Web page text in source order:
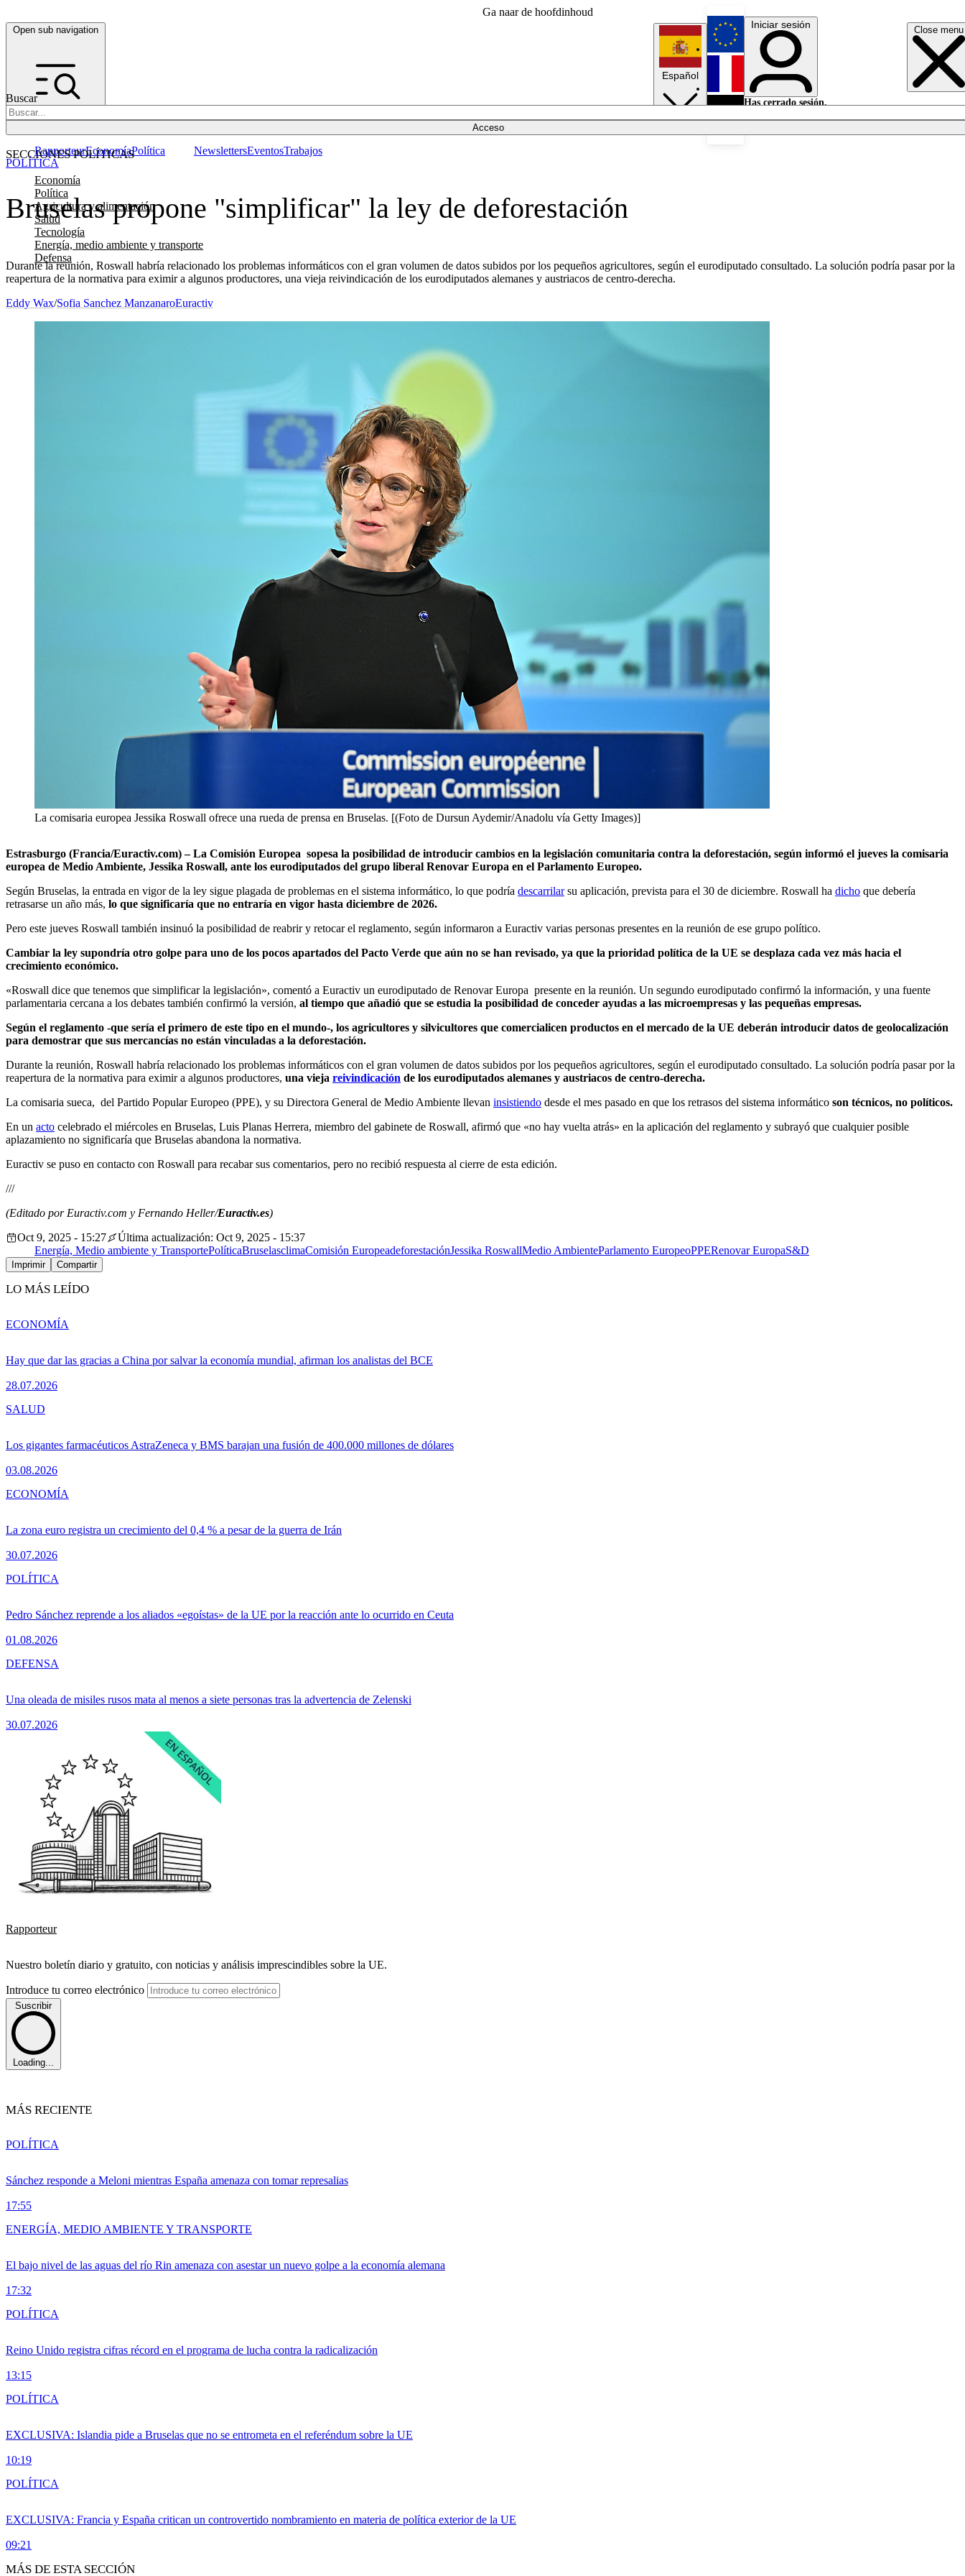
Ga naar de hoofdinhoud
Open sub navigation Close menu
Buscar
Acceso
SECCIONES POLÍTICAS
Economía
Política
Agricultura y alimentación
Salud
Tecnología
Energía, medio ambiente y transporte
Defensa
RapporteurEconomíaPolítica NewslettersEventosTrabajos
Español
English
Français
Iniciar sesión
Has cerrado sesión.
Bruselas propone "simplificar" la ley de deforestación
Durante la reunión, Roswall habría relacionado los problemas informáticos con el gran volumen de datos subidos por los pequeños agricultores, según el eurodiputado consultado. La solución podría pasar por la
reapertura de la normativa para eximir a algunos productores, una vieja reivindicación de los eurodiputados alemanes y austriacos de centro-derecha.
POLÍTICA
Eddy Wax/Sofia Sanchez ManzanaroEuractiv
La comisaria europea Jessika Roswall ofrece una rueda de prensa en Bruselas. [(Foto de Dursun Aydemir/Anadolu vía Getty Images)]
Estrasburgo (Francia/Euractiv.com) – La Comisión Europea sopesa la posibilidad de introducir cambios en la legislación comunitaria contra la deforestación, según informó el jueves la comisaria
europea de Medio Ambiente, Jessika Roswall, ante los eurodiputados del grupo liberal Renovar Europa en el Parlamento Europeo.
Según Bruselas, la entrada en vigor de la ley sigue plagada de problemas en el sistema informático, lo que podría descarrilarsu aplicación, prevista para el 30 de diciembre. Roswall ha dicho que debería
retrasarse un año más, lo que significaría que no entraría en vigor hasta diciembre de 2026.
Pero este jueves Roswall también insinuó la posibilidad de reabrir y retocar el reglamento, según informaron a Euractiv varias personas presentes en la reunión de ese grupo político.
Cambiar la ley supondría otro golpe para uno de los pocos apartados del Pacto Verde que aún no se han revisado, ya que la prioridad política de la UE se desplaza cada vez más hacia el
crecimiento económico.
«Roswall dice que tenemos que simplificar la legislación», comentó a Euractiv un eurodiputado de Renovar Europa presente en la reunión. Un segundo eurodiputado confirmó la información, y una fuente
parlamentaria cercana a los debates también confirmó la versión, al tiempo que añadió que se estudia la posibilidad de conceder ayudas a las microempresas y las pequeñas empresas.
Según el reglamento -que sería el primero de este tipo en el mundo-, los agricultores y silvicultores que comercialicen productos en el mercado de la UE deberán introducir datos de geolocalización
para demostrar que sus mercancías no están vinculadas a la deforestación.
Durante la reunión, Roswall habría relacionado los problemas informáticos con el gran volumen de datos subidos por los pequeños agricultores, según el eurodiputado consultado. La solución podría pasar por la
reapertura de la normativa para eximir a algunos productores, una vieja reivindicación de los eurodiputados alemanes y austriacos de centro-derecha.
La comisaria sueca, del Partido Popular Europeo (PPE), y su Directora General de Medio Ambiente llevan insistiendo desde el mes pasado en que los retrasos del sistema informático son técnicos, no políticos.
En un acto celebrado el miércoles en Bruselas, Luis Planas Herrera, miembro del gabinete de Roswall, afirmó que «no hay vuelta atrás» en la aplicación del reglamento y subrayó que cualquier posible
aplazamiento no significaría que Bruselas abandona la normativa.
Euractiv se puso en contacto con Roswall para recabar sus comentarios, pero no recibió respuesta al cierre de esta edición.
///
(Editado por Euractiv.com y Fernando Heller/Euractiv.es)
Oct 9, 2025 - 15:27
Última actualización: Oct 9, 2025 - 15:37
Energía, Medio ambiente y TransportePolíticaBruselasclimaComisión EuropeadeforestaciónJessika RoswallMedio AmbienteParlamento EuropeoPPERenovar EuropaS&D
Imprimir Compartir
LO MÁS LEÍDO
Hay que dar las gracias a China por salvar la economía mundial, afirman los analistas del BCE
28.07.2026
ECONOMÍA
Los gigantes farmacéuticos AstraZeneca y BMS barajan una fusión de 400.000 millones de dólares
03.08.2026
SALUD
La zona euro registra un crecimiento del 0,4 % a pesar de la guerra de Irán
30.07.2026
ECONOMÍA
Pedro Sánchez reprende a los aliados «egoístas» de la UE por la reacción ante lo ocurrido en Ceuta
01.08.2026
POLÍTICA
Una oleada de misiles rusos mata al menos a siete personas tras la advertencia de Zelenski
30.07.2026
DEFENSA
Rapporteur
Nuestro boletín diario y gratuito, con noticias y análisis imprescindibles sobre la UE.
Introduce tu correo electrónico
Suscribir
Loading...
MÁS RECIENTE
Sánchez responde a Meloni mientras España amenaza con tomar represalias
17:55
POLÍTICA
El bajo nivel de las aguas del río Rin amenaza con asestar un nuevo golpe a la economía alemana
17:32
ENERGÍA, MEDIO AMBIENTE Y TRANSPORTE
Reino Unido registra cifras récord en el programa de lucha contra la radicalización
13:15
POLÍTICA
EXCLUSIVA: Islandia pide a Bruselas que no se entrometa en el referéndum sobre la UE
10:19
POLÍTICA
EXCLUSIVA: Francia y España critican un controvertido nombramiento en materia de política exterior de la UE
09:21
POLÍTICA
MÁS DE ESTA SECCIÓN